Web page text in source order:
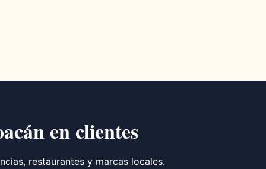
en clientes
restaurantes y marcas locales.